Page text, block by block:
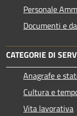
Personale
Documenti e
CATEGORIE DI
Anagrafe e
Cultura e
Vita lavorativa